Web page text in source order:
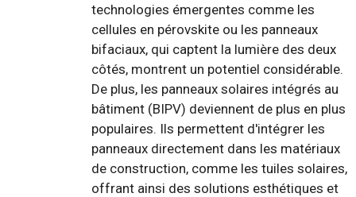
technologies émergentes comme les
cellules en pérovskite ou les panneaux
bifaciaux, qui captent la lumière des deux
côtés, montrent un potentiel considérable.
De plus, les panneaux solaires intégrés au
bâtiment (BIPV) deviennent de plus en plus
populaires. Ils permettent d'intégrer les
panneaux directement dans les matériaux
de construction, comme les tuiles solaires,
offrant ainsi des solutions esthétiques et